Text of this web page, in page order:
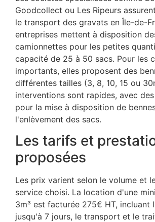
Goodcollect ou Les Ripeurs
le transport des gravats en Île-de-
entreprises mettent à disposition
camionnettes pour les petites
capacité de 25 à 50 sacs. Pour les
importants, elles proposent des
différentes tailles (3, 8, 10, 15 ou
interventions sont rapides, avec
pour la mise à disposition de
l'enlèvement des sacs.
Les tarifs et
proposées
Les prix varient selon le volume et
service choisi. La location d'une
3m³ est facturée 275€ HT, incluant
jusqu'à 7 jours, le transport et le